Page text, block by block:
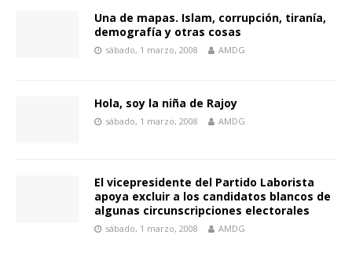
Una de mapas. Islam, corrupción, tiranía,
demografía y otras cosas
sábado, 1 marzo, 2008 AMDG
Hola, soy la niña de Rajoy
sábado, 1 marzo, 2008 AMDG
El vicepresidente del Partido Laborista
apoya excluir a los candidatos blancos de
algunas circunscripciones electorales
sábado, 1 marzo, 2008 AMDG